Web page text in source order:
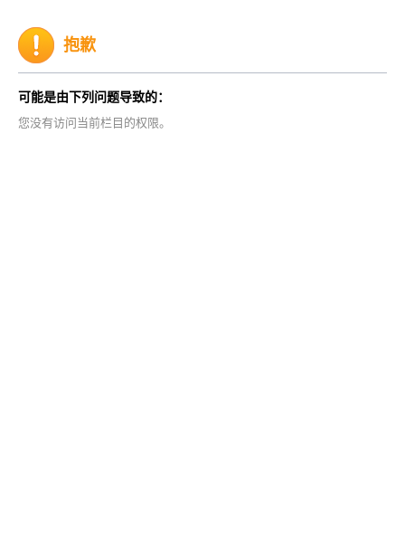
抱歉
可能是由下列问题导致的：
您没有访问当前栏目的权限。